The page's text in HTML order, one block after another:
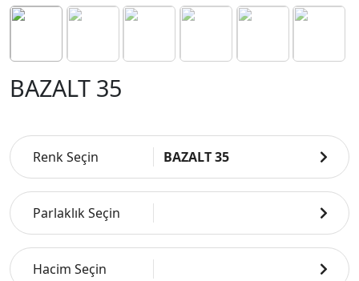
BAZALT 35
Renk Seçin BAZALT 35
Parlaklık Seçin
Hacim Seçin